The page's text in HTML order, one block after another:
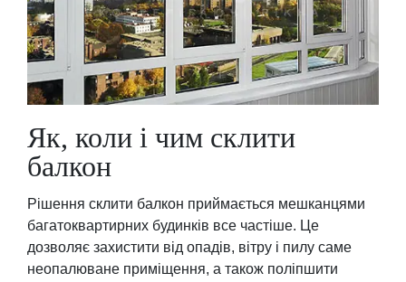
Як, коли і чим склити
балкон
Рішення склити балкон приймається мешканцями
багатоквартирних будинків все частіше. Це
дозволяє захистити від опадів, вітру і пилу саме
неопалюване приміщення, а також поліпшити